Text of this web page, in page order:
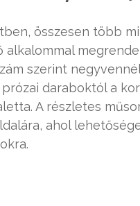
összesen több
alkalommal
szerint
daraboktól a
A részletes
ahol